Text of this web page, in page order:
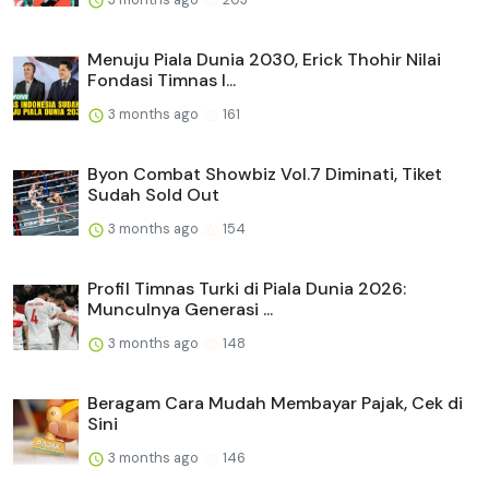
Menuju Piala Dunia 2030, Erick Thohir Nilai
Fondasi Timnas I...
3 months ago 161
Byon Combat Showbiz Vol.7 Diminati, Tiket
Sudah Sold Out
3 months ago 154
Profil Timnas Turki di Piala Dunia 2026:
Munculnya Generasi ...
3 months ago 148
Beragam Cara Mudah Membayar Pajak, Cek di
Sini
3 months ago 146